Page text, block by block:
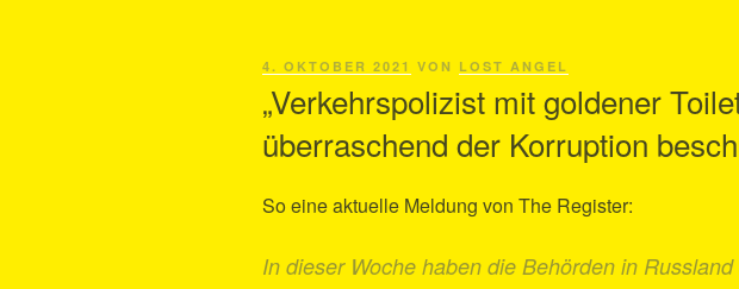
VERÖFFENTLICHT
4. OKTOBER 2021 VON LOST ANGEL
„Verkehrspolizist mit goldener
überraschend der Korruption
So eine aktuelle Meldung von The Register:
In dieser Woche haben die Behörden in